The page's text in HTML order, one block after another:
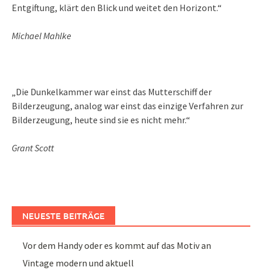
Entgiftung, klärt den Blick und weitet den Horizont.“
Michael Mahlke
„Die Dunkelkammer war einst das Mutterschiff der
Bilderzeugung, analog war einst das einzige Verfahren zur
Bilderzeugung, heute sind sie es nicht mehr.“
Grant Scott
NEUESTE BEITRÄGE
Vor dem Handy oder es kommt auf das Motiv an
Vintage modern und aktuell